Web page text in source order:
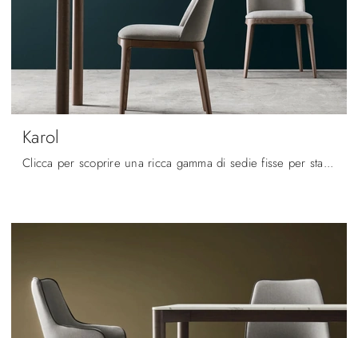
Karol
Clicca per scoprire una ricca gamma di sedie fisse per stanze moderne: il modello Karol di Maronese ti aspetta!